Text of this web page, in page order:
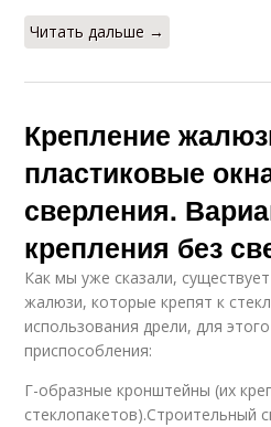
Читать дальше →
Крепление
пластиковые
сверления.
крепления без
Как мы уже сказали,
жалюзи, которые крепят к
использования дрели, для
приспособления:
Г-образные кронштейны (их
стеклопакетов).Строительный